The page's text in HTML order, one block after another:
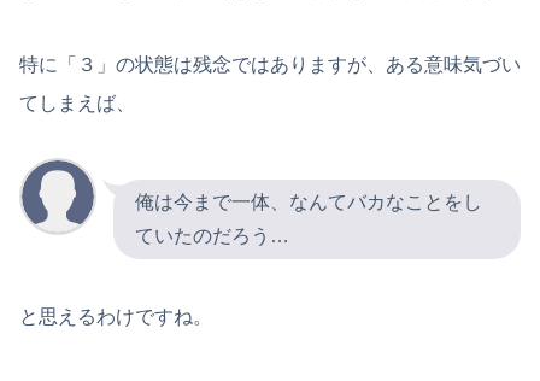
特に「３」の状態は残念ではありますが、ある意味気づい
てしまえば、
俺は今まで一体、なんてバカなことをし
ていたのだろう…
と思えるわけですね。